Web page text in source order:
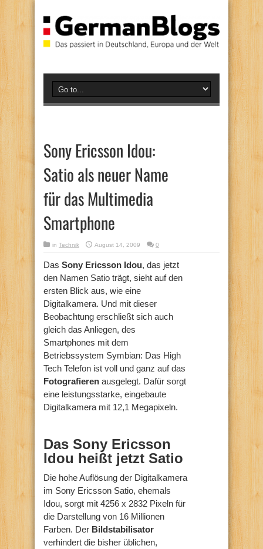
Sony Ericsson Idou:
Satio als neuer Name
für das Multimedia
Smartphone
in Technik August 14, 2009 0
Das Sony Ericsson Idou, das jetzt
den Namen Satio trägt, sieht auf den
ersten Blick aus, wie eine
Digitalkamera. Und mit dieser
Beobachtung erschließt sich auch
gleich das Anliegen, des
Smartphones mit dem
Betriebssystem Symbian: Das High
Tech Telefon ist voll und ganz auf das
Fotografieren ausgelegt. Dafür sorgt
eine leistungsstarke, eingebaute
Digitalkamera mit 12,1 Megapixeln.
Das Sony Ericsson
Idou heißt jetzt Satio
Die hohe Auflösung der Digitalkamera
im Sony Ericsson Satio, ehemals
Idou, sorgt mit 4256 x 2832 Pixeln für
die Darstellung von 16 Millionen
Farben. Der Bildstabilisator
verhindert die bisher üblichen,